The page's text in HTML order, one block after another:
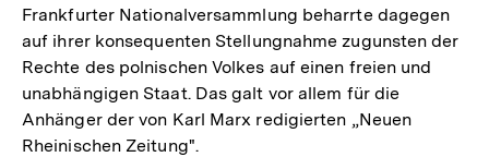
Frankfurter Nationalversammlung beharrte dagegen
auf ihrer konsequenten Stellungnahme zugunsten der
Rechte des polnischen Volkes auf einen freien und
unabhängigen Staat. Das galt vor allem für die
Anhänger der von Karl Marx redigierten „Neuen
Rheinischen Zeitung".